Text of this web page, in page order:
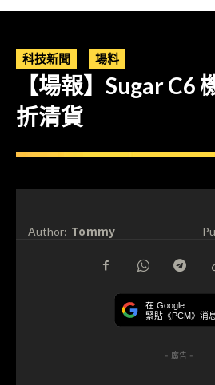
科技新聞 場料
【場報】Sugar C6
折清貨
Author: Tommy
在 Google
緊貼《PCM》消
- 廣告 -